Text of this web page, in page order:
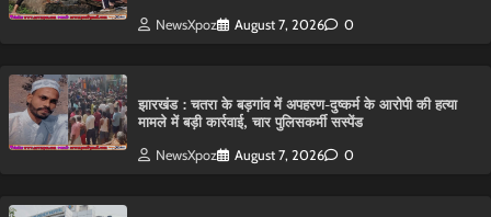
NewsXpoz August 7, 2026 0
झारखंड : चतरा के बड़गांव में अपहरण-दुष्कर्म के आरोपी की हत्या
मामले में बड़ी कार्रवाई, चार पुलिसकर्मी सस्पेंड
NewsXpoz August 7, 2026 0